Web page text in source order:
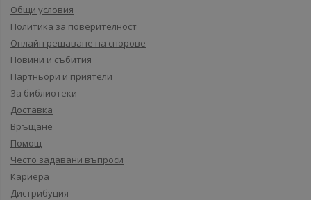
Общи условия
Политика за поверителност
Онлайн решаване на спорове
Новини и събития
Партньори и приятели
За библиотеки
Доставка
Връщане
Помощ
Често задавани въпроси
Кариера
Дистрибуция